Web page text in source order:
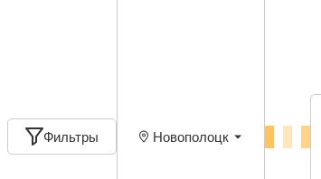
Фильтры Новополоцк